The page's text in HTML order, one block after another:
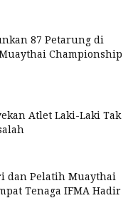
87 Petarung di
Championship
Atlet Laki-Laki Tak
dan Pelatih Muaythai
Tenaga IFMA Hadir